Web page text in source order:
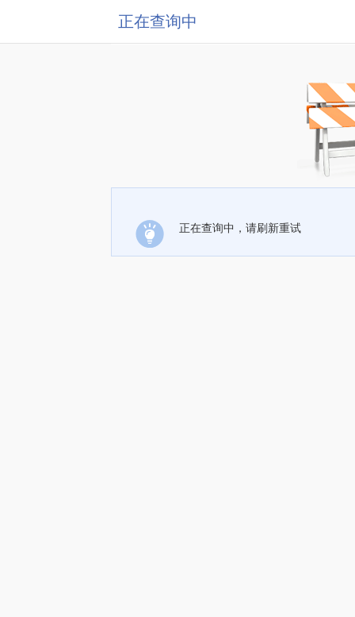
正在查询中
正在查询中，请刷新重试